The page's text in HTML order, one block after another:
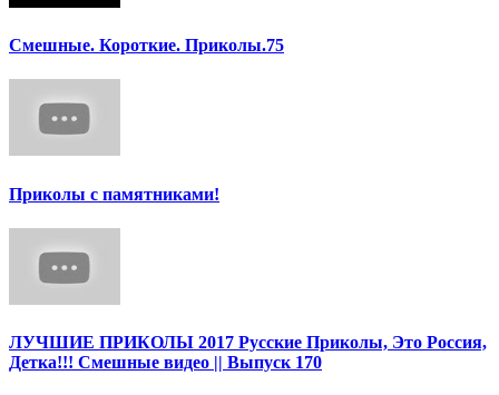
Смешные. Короткие. Приколы.75
Приколы с памятниками!
ЛУЧШИЕ ПРИКОЛЫ 2017 Русские Приколы, Это Россия,
Детка!!! Смешные видео || Выпуск 170